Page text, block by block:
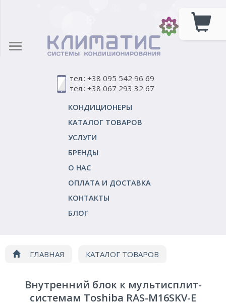
тел.: +38 095 542 96 69
тел.: +38 067 293 32 67
КОНДИЦИОНЕРЫ
КАТАЛОГ ТОВАРОВ
УСЛУГИ
БРЕНДЫ
О НАС
ОПЛАТА И ДОСТАВКА
КОНТАКТЫ
БЛОГ
ГЛАВНАЯ
КАТАЛОГ ТОВАРОВ
Внутренний блок Toshiba RAS-M16SKV-E
Внутренний блок к мультисплит-
системам Toshiba RAS-M16SKV-E